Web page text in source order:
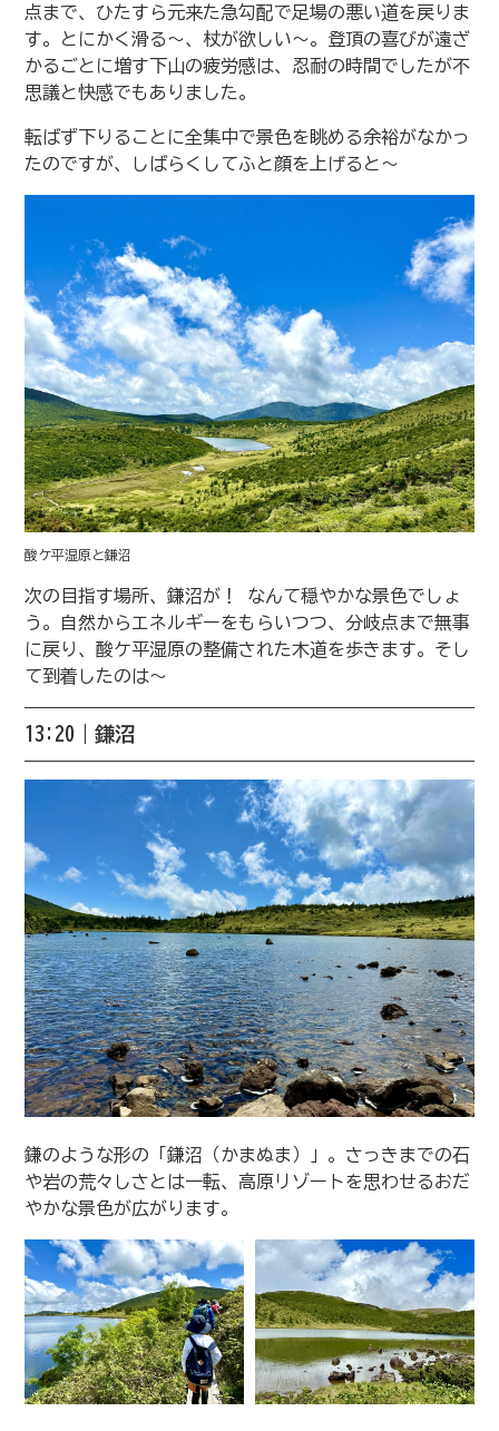
点まで、ひたすら元来た急勾配で足場の悪い道を戻りま
す。とにかく滑る〜、杖が欲しい〜。登頂の喜びが遠ざ
かるごとに増す下山の疲労感は、忍耐の時間でしたが不
思議と快感でもありました。
転ばず下りることに全集中で景色を眺める余裕がなかっ
たのですが、しばらくしてふと顔を上げると〜
酸ケ平湿原と鎌沼
次の目指す場所、鎌沼が！ なんて穏やかな景色でしょ
う。自然からエネルギーをもらいつつ、分岐点まで無事
に戻り、酸ケ平湿原の整備された木道を歩きます。そし
て到着したのは〜
13:20｜鎌沼
鎌のような形の「鎌沼（かまぬま）」。さっきまでの石
や岩の荒々しさとは一転、高原リゾートを思わせるおだ
やかな景色が広がります。